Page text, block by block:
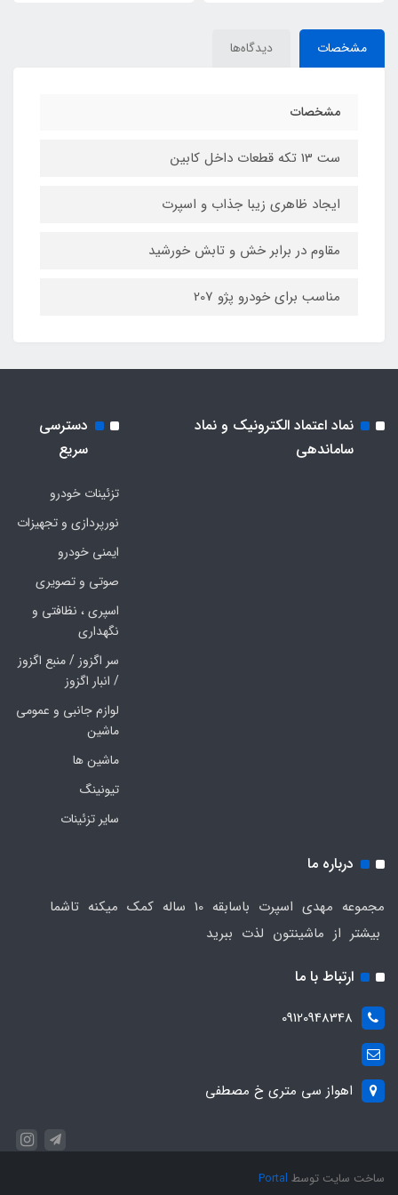
مشخصات دیدگاه‌ها
مشخصات
ست 13 تکه قطعات داخل کابین
ایجاد ظاهری زیبا جذاب و اسپرت
مقاوم در برابر خش و تابش خورشید
مناسب برای خودرو پژو 207
نماد اعتماد الکترونیک و نماد
ساماندهی
دسترسی
سریع
تزئینات خودرو
نورپردازی و تجهیزات
ایمنی خودرو
صوتی و تصویری
اسپری ، نظافتی و
نگهداری
سر اگزوز / منبع اگزوز
/ انبار اگزوز
لوازم جانبی و عمومی
ماشین
ماشین ها
تیونینگ
سایر تزئینات
درباره ما
مجموعه مهدی اسپرت باسابقه 10 ساله کمک میکنه تاشما
بیشتر از ماشینتون لذت ببرید
ارتباط با ما
09120948348
اهواز سی متری خ مصطفی
ساخت سایت توسط Portal